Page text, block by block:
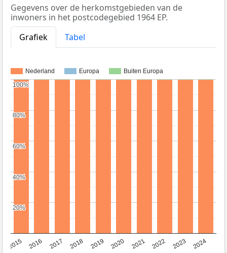
Gegevens over de herkomstgebieden van de
inwoners in het postcodegebied 1964 EP.
Grafiek
Tabel
Nederland Europa Buiten Europa
2015 2016 2017 2018 2019 2020 2021 2022 2023 2024
20%
20%
40%
40%
60%
60%
80%
80%
100%
100%